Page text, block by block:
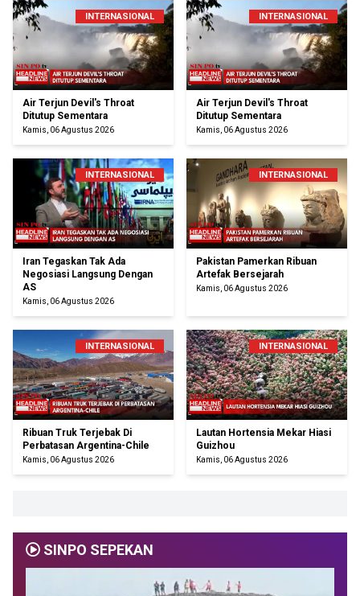
INTERNASIONAL
Air Terjun Devil's Throat
Ditutup Sementara
Kamis, 06 Agustus 2026
INTERNASIONAL
Air Terjun Devil's Throat
Ditutup Sementara
Kamis, 06 Agustus 2026
INTERNASIONAL
Iran Tegaskan Tak Ada
Negosiasi Langsung Dengan
AS
Kamis, 06 Agustus 2026
INTERNASIONAL
Pakistan Pamerkan Ribuan
Artefak Bersejarah
Kamis, 06 Agustus 2026
INTERNASIONAL
Ribuan Truk Terjebak Di
Perbatasan Argentina-Chile
Kamis, 06 Agustus 2026
INTERNASIONAL
Lautan Hortensia Mekar Hiasi
Guizhou
Kamis, 06 Agustus 2026
SINPO SEPEKAN